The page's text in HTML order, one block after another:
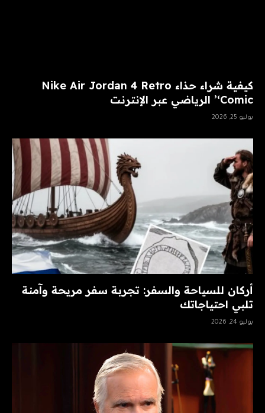
كيفية شراء حذاء Nike Air Jordan 4 Retro
‘Comic’ الرياضي عبر الإنترنت
يوليو 25, 2026
أركان للسياحة والسفر: تجربة سفر مريحة وآمنة
تلبي احتياجاتك
يوليو 24, 2026